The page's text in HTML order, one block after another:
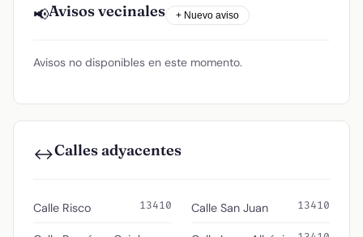
📢Avisos vecinales + Nuevo aviso
Avisos no disponibles en este momento.
↔️Calles adyacentes
Calle Risco 13410 Calle San Juan 13410